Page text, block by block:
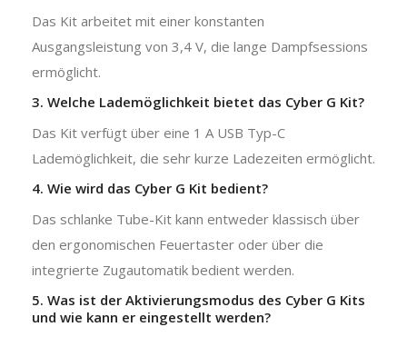
Das Kit arbeitet mit einer konstanten
Ausgangsleistung von 3,4 V, die lange Dampfsessions
ermöglicht.
3. Welche Lademöglichkeit bietet das Cyber G Kit?
Das Kit verfügt über eine 1 A USB Typ-C
Lademöglichkeit, die sehr kurze Ladezeiten ermöglicht.
4. Wie wird das Cyber G Kit bedient?
Das schlanke Tube-Kit kann entweder klassisch über
den ergonomischen Feuertaster oder über die
integrierte Zugautomatik bedient werden.
5. Was ist der Aktivierungsmodus des Cyber G Kits
und wie kann er eingestellt werden?